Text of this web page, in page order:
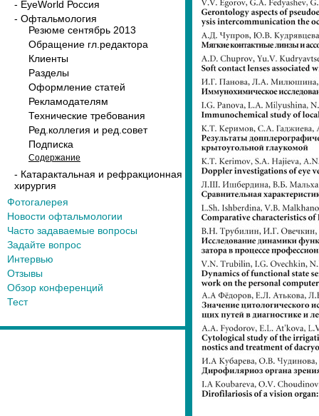
- EyeWorld Россия
- Офтальмология
Резюме сентябрь 2013
Обращение гл.редактора
Клиенты
Разделы
Оформление статей
Рекламодателям
Технические требования
Ред.коллегия и ред.совет
Подписка
Содержание
- Катарактальная и рефракционная
хирургия
Фотогалерея
Новости офтальмологии
Часто задаваемые вопросы
Задайте вопрос
Интервью
Отзывы
Обзор конференций
Тест